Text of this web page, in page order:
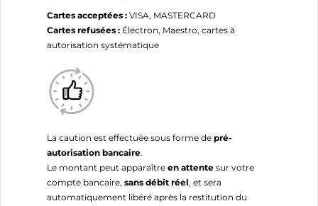
Cartes acceptées : VISA, MASTERCARD
Cartes refusées : Électron, Maestro, cartes à
autorisation systématique
La caution est effectuée sous forme de pré-
autorisation bancaire.
Le montant peut apparaître en attente sur votre
compte bancaire, sans débit réel, et sera
automatiquement libéré après la restitution du